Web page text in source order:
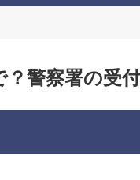
警察署の受